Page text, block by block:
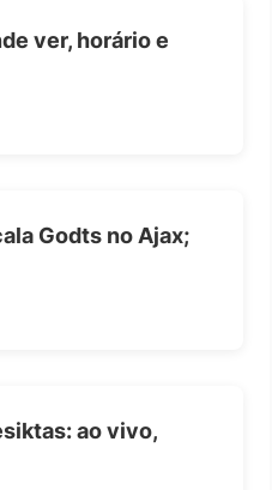
ver, horário e
Godts no Ajax;
ao vivo,